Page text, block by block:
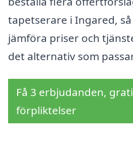
tapetserare i Ingared,
jämföra priser och
det alternativ som
Få 3 erbjudanden,
förpliktelser